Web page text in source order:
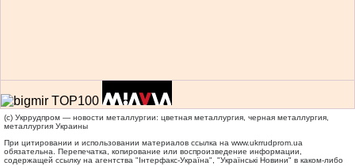
(c) Укррудпром — новости металлургии: цветная металлургия, черная металлургия,
металлургия Украины
При цитировании и использовании материалов ссылка на www.ukrrudprom.ua
обязательна. Перепечатка, копирование или воспроизведение информации,
содержащей ссылку на агентства "Iнтерфакс-Україна", "Українськi Новини" в каком-либо